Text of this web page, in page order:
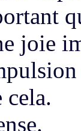
joie
cela.